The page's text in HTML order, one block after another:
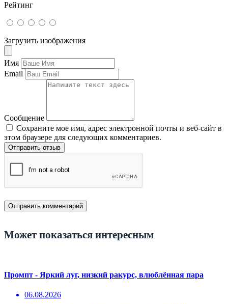
Рейтинг
Загрузить изображения
Имя
Email
Сообщение
Сохраните мое имя, адрес электронной почты и веб-сайт в
этом браузере для следующих комментариев.
Отправить отзыв
Может показаться интересным
Промпт - Яркий луг, низкий ракурс, влюблённая пара
06.08.2026